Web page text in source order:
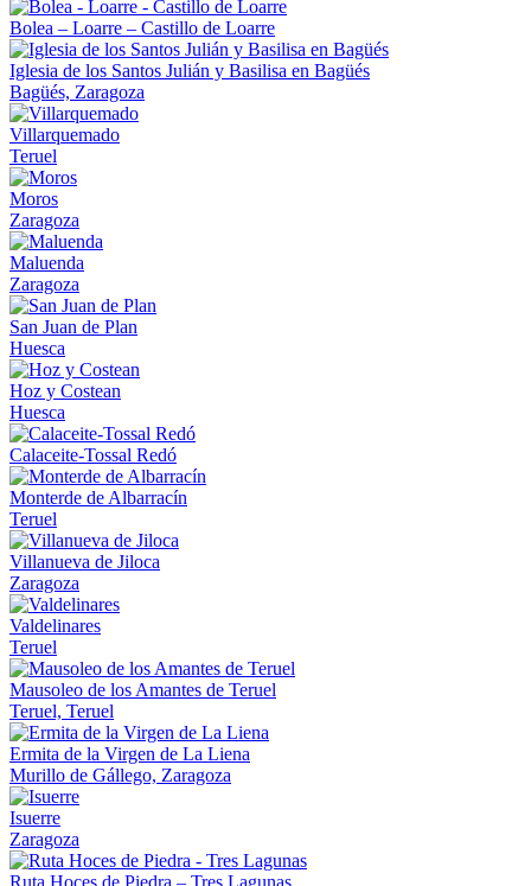
Bolea – Loarre – Castillo de Loarre
Iglesia de los Santos Julián y Basilisa en Bagüés
Bagüés, Zaragoza
Villarquemado
Teruel
Moros
Zaragoza
Maluenda
Zaragoza
San Juan de Plan
Huesca
Hoz y Costean
Huesca
Calaceite-Tossal Redó
Monterde de Albarracín
Teruel
Villanueva de Jiloca
Zaragoza
Valdelinares
Teruel
Mausoleo de los Amantes de Teruel
Teruel, Teruel
Ermita de la Virgen de La Liena
Murillo de Gállego, Zaragoza
Isuerre
Zaragoza
Ruta Hoces de Piedra – Tres Lagunas